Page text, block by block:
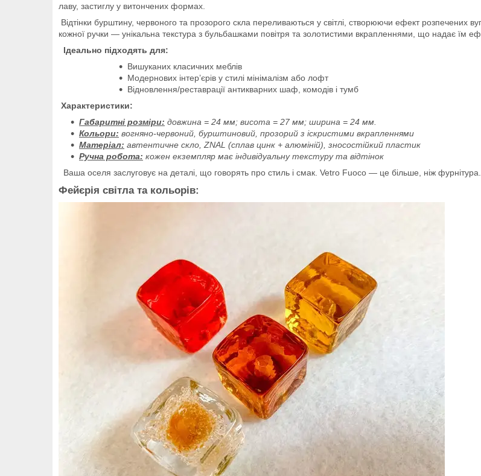
лаву, застиглу у витончених формах.
Відтінки бурштину, червоного та прозорого скла переливаються у світлі, створюючи ефект розпечених
кожної ручки — унікальна текстура з бульбашками повітря та золотистими вкрапленнями, що надає їм
Ідеально підходять для:
Вишуканих класичних меблів
Модернових інтер’єрів у стилі мінімалізм або лофт
Відновлення/реставрації антикварних шаф, комодів і тумб
Характеристики:
Габаритні розміри: довжина = 24 мм; висота = 27 мм; ширина = 24 мм.
Кольори: вогняно-червоний, бурштиновий, прозорий з іскристими вкрапленнями
Матеріал: автентичне скло, ZNAL (сплав цинк + алюміній), зносостійкий пластик
Ручна робота: кожен екземпляр має індивідуальну текстуру та відтінок
Ваша оселя заслуговує на деталі, що говорять про стиль і смак. Vetro Fuoco — це більше, ніж фурнітура.
Фейєрія світла та кольорів: